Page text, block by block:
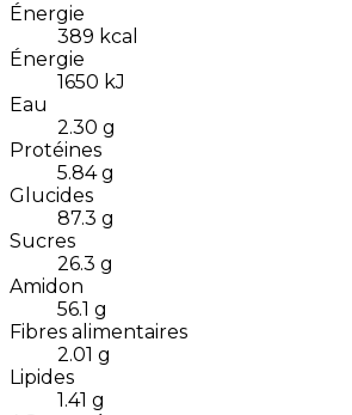
Énergie
389 kcal
Énergie
1650 kJ
Eau
2.30 g
Protéines
5.84 g
Glucides
87.3 g
Sucres
26.3 g
Amidon
56.1 g
Fibres alimentaires
2.01 g
Lipides
1.41 g